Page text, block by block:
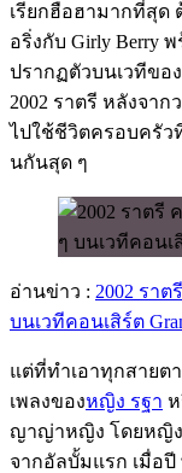
เรียกฮือฮามากที่สุด
อริ่งกับ Girly Berry
ปรากฏตัวบนเวทีขอ
2002 ราตรี หลังจา
ไปใช้ชีวิตครอบครัว
นกันสุด ๆ
อ่านข่าว : 2002 รา
บนเวทีคอนเสิร์ต
แต่ที่ทำเอาทุกสายต
เพลงของหญิง รฐา
ญาญ่าหญิง โดยหญิง
จากอัลบั้มแรก เมื่อปี